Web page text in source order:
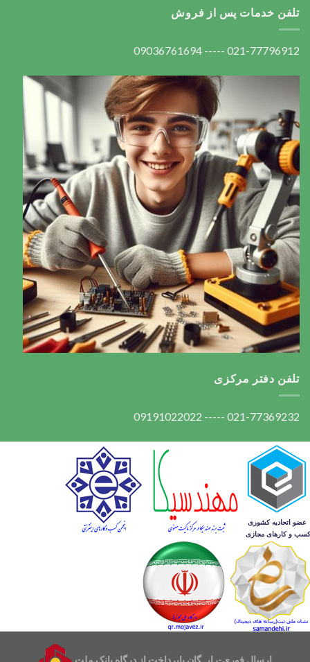
تلفن خدمات پس از فروش
021-77796912 ----- 09036761694
تلفن دفتر مرکزی
021-77369232 ----- 09191022022
ارسال فوری-رایــگان باپرداخت از درگاه بانک ملت